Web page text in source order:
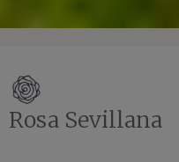
Rosa Sevillana